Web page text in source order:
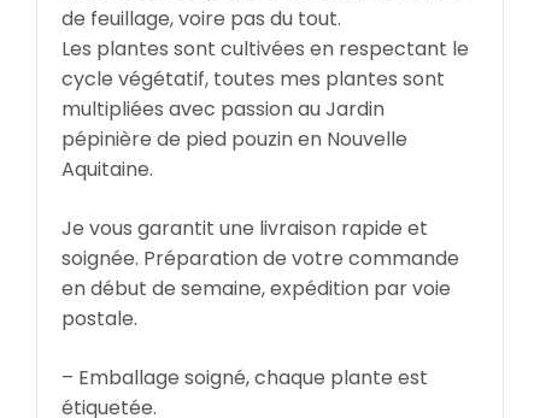
de feuillage, voire pas du tout.
Les plantes sont cultivées en respectant le
cycle végétatif, toutes mes plantes sont
multipliées avec passion au Jardin
pépinière de pied pouzin en Nouvelle
Aquitaine.
Je vous garantit une livraison rapide et
soignée. Préparation de votre commande
en début de semaine, expédition par voie
postale.
– Emballage soigné, chaque plante est
étiquetée.